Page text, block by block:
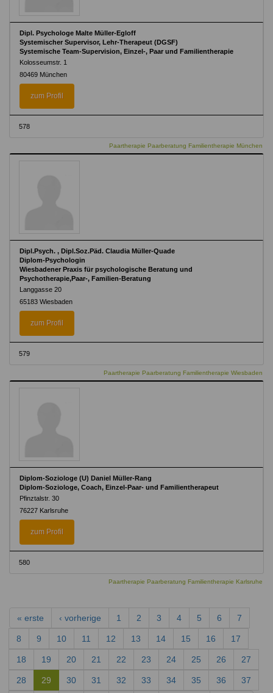
Dipl. Psychologe Malte Müller-Egloff
Systemischer Supervisor, Lehr-Therapeut (DGSF)
Systemische Team-Supervision, Einzel-, Paar und Familientherapie
Kolosseumstr. 1
80469 München
zum Profil
578
Paartherapie Paarberatung Familientherapie München
Dipl.Psych. , Dipl.Soz.Päd. Claudia Müller-Quade
Diplom-Psychologin
Wiesbadener Praxis für psychologische Beratung und
Psychotherapie,Paar-, Familien-Beratung
Langgasse 20
65183 Wiesbaden
zum Profil
579
Paartherapie Paarberatung Familientherapie Wiesbaden
Diplom-Soziologe (U) Daniel Müller-Rang
Diplom-Soziologe, Coach, Einzel-Paar- und Familientherapeut
Pfinztalstr. 30
76227 Karlsruhe
zum Profil
580
Paartherapie Paarberatung Familientherapie Karlsruhe
« erste ‹ vorherige 1 2 3 4 5 6 7
8 9 10 11 12 13 14 15 16 17
18 19 20 21 22 23 24 25 26 27
28 29 30 31 32 33 34 35 36 37